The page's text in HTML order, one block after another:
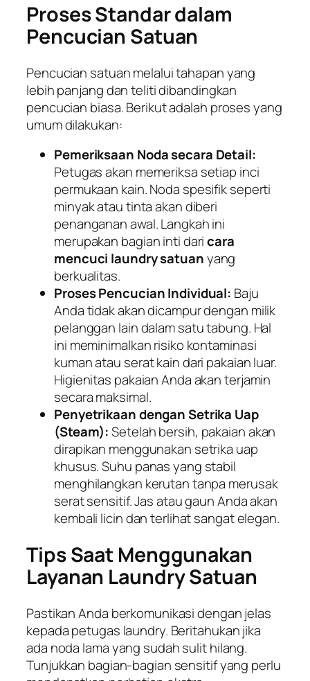
Proses Standar dalam
Pencucian Satuan
Pencucian satuan melalui tahapan yang
lebih panjang dan teliti dibandingkan
pencucian biasa. Berikut adalah proses yang
umum dilakukan:
Pemeriksaan Noda secara Detail:
Petugas akan memeriksa setiap inci
permukaan kain. Noda spesifik seperti
minyak atau tinta akan diberi
penanganan awal. Langkah ini
merupakan bagian inti daricara
mencuci laundry satuanyang
berkualitas.
Proses Pencucian Individual: Baju
Anda tidak akan dicampur dengan milik
pelanggan lain dalam satu tabung. Hal
ini meminimalkan risiko kontaminasi
kuman atau serat kain dari pakaian luar.
Higienitas pakaian Anda akan terjamin
secara maksimal.
Penyetrikaan dengan Setrika Uap
(Steam):Setelah bersih, pakaian akan
dirapikan menggunakan setrika uap
khusus. Suhu panas yang stabil
menghilangkan kerutan tanpa merusak
serat sensitif. Jas atau gaun Anda akan
kembali licin dan terlihat sangat elegan.
Tips Saat Menggunakan
Layanan Laundry Satuan
Pastikan Anda berkomunikasi dengan jelas
kepada petugas laundry. Beritahukan jika
ada noda lama yang sudah sulit hilang.
Tunjukkan bagian-bagian sensitif yang perlu